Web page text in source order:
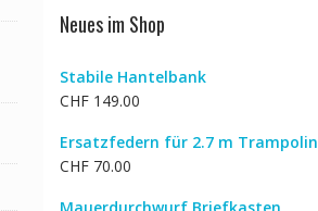
Neues im Shop
Stabile Hantelbank
CHF 149.00
Ersatzfedern für 2.7 m Trampolin
CHF 70.00